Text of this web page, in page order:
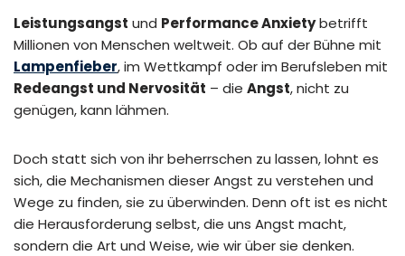
Leistungsangst und Performance Anxietybetrifft
Millionen von Menschen weltweit. Ob auf der Bühne mit
Lampenfieber, im Wettkampf oder im Berufsleben mit
Redeangst und Nervosität – die Angst, nicht zu
genügen, kann lähmen.
Doch statt sich von ihr beherrschen zu lassen, lohnt es
sich, die Mechanismen dieser Angst zu verstehen und
Wege zu finden, sie zu überwinden. Denn oft ist es nicht
die Herausforderung selbst, die uns Angst macht,
sondern die Art und Weise, wie wir über sie denken.